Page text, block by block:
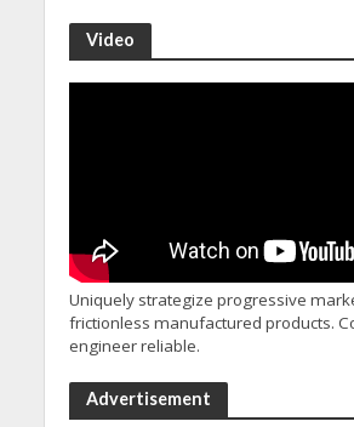
Video
Uniquely strategize progressive
frictionless manufactured products.
engineer reliable.
Advertisement